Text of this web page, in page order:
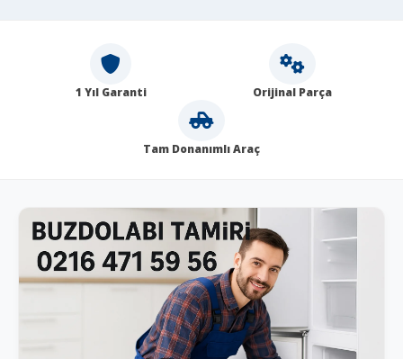
1 Yıl Garanti Orijinal Parça
Tam Donanımlı Araç